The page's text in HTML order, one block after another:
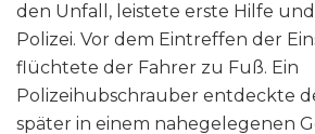
den Unfall, leistete erste Hilfe
Polizei. Vor dem Eintreffen der
flüchtete der Fahrer zu Fuß. Ein
Polizeihubschrauber entdeckte
später in einem nahegelegenen